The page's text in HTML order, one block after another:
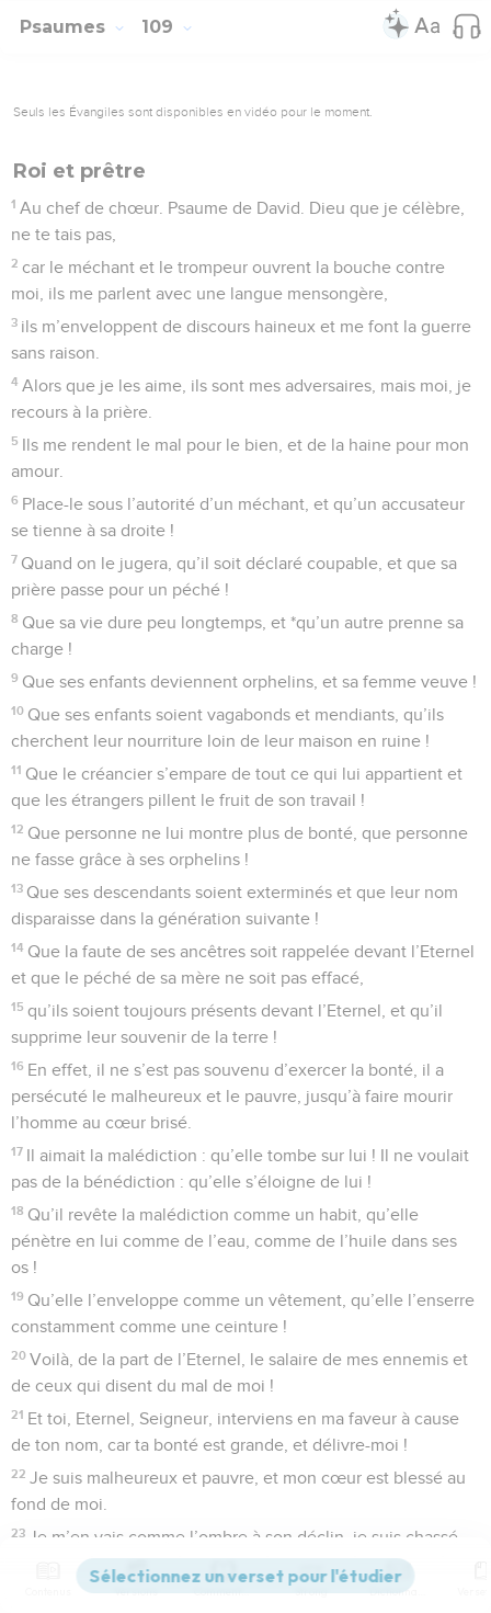
Psaumes 109
Seuls les Évangiles sont disponibles en vidéo pour le moment.
Roi et prêtre
1 Au chef de chœur. Psaume de David. Dieu que je célèbre,
ne te tais pas,
2 car le méchant et le trompeur ouvrent la bouche contre
moi, ils me parlent avec une langue mensongère,
3 ils m’enveloppent de discours haineux et me font la guerre
sans raison.
4 Alors que je les aime, ils sont mes adversaires, mais moi, je
recours à la prière.
5 Ils me rendent le mal pour le bien, et de la haine pour mon
amour.
6 Place-le sous l’autorité d’un méchant, et qu’un accusateur
se tienne à sa droite !
7 Quand on le jugera, qu’il soit déclaré coupable, et que sa
prière passe pour un péché !
8 Que sa vie dure peu longtemps, et *qu’un autre prenne sa
charge !
9 Que ses enfants deviennent orphelins, et sa femme veuve !
10 Que ses enfants soient vagabonds et mendiants, qu’ils
cherchent leur nourriture loin de leur maison en ruine !
11 Que le créancier s’empare de tout ce qui lui appartient et
que les étrangers pillent le fruit de son travail !
12 Que personne ne lui montre plus de bonté, que personne
ne fasse grâce à ses orphelins !
13 Que ses descendants soient exterminés et que leur nom
disparaisse dans la génération suivante !
14 Que la faute de ses ancêtres soit rappelée devant l’Eternel
et que le péché de sa mère ne soit pas effacé,
15 qu’ils soient toujours présents devant l’Eternel, et qu’il
supprime leur souvenir de la terre !
16 En effet, il ne s’est pas souvenu d’exercer la bonté, il a
persécuté le malheureux et le pauvre, jusqu’à faire mourir
l’homme au cœur brisé.
17 Il aimait la malédiction : qu’elle tombe sur lui ! Il ne voulait
pas de la bénédiction : qu’elle s’éloigne de lui !
18 Qu’il revête la malédiction comme un habit, qu’elle
pénètre en lui comme de l’eau, comme de l’huile dans ses
os !
19 Qu’elle l’enveloppe comme un vêtement, qu’elle l’enserre
constamment comme une ceinture !
20 Voilà, de la part de l’Eternel, le salaire de mes ennemis et
de ceux qui disent du mal de moi !
21 Et toi, Eternel, Seigneur, interviens en ma faveur à cause
de ton nom, car ta bonté est grande, et délivre-moi !
22 Je suis malheureux et pauvre, et mon cœur est blessé au
fond de moi.
23
Je m’en vais comme l’ombre à son déclin, je suis chassé
comme la sauterelle.
Mes genoux sont affaiblis par le jeûne, mon corps est
Versions Commentaires Strong